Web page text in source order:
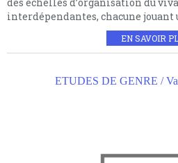
des échelles d’organisation du
interdépendantes, chacune jouant
EN SAVOIR
ETUDES DE GENRE /